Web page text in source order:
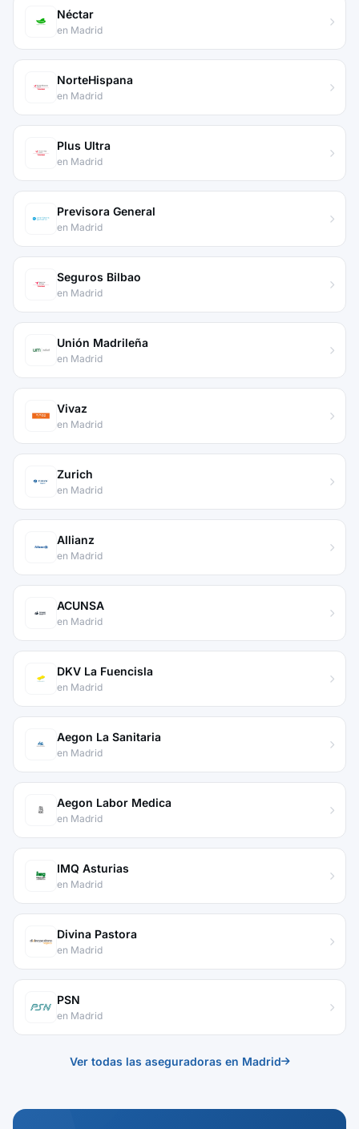
Néctar
en Madrid
NorteHispana
en Madrid
Plus Ultra
en Madrid
Previsora General
en Madrid
Seguros Bilbao
en Madrid
Unión Madrileña
en Madrid
Vivaz
en Madrid
Zurich
en Madrid
Allianz
en Madrid
ACUNSA
en Madrid
DKV La Fuencisla
en Madrid
Aegon La Sanitaria
en Madrid
Aegon Labor Medica
en Madrid
IMQ Asturias
en Madrid
Divina Pastora
en Madrid
PSN
en Madrid
Ver todas las aseguradoras en Madrid